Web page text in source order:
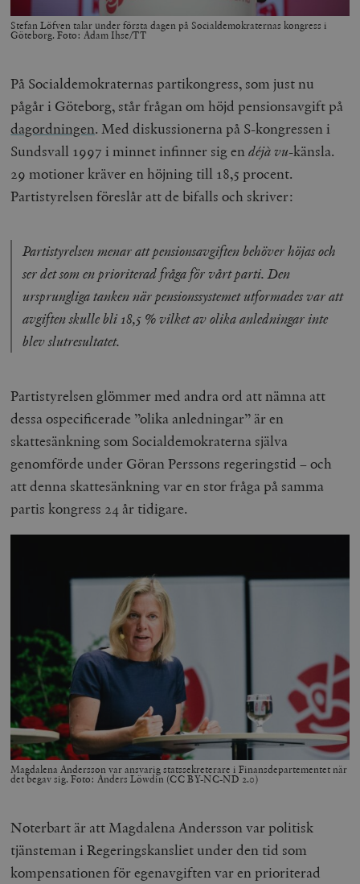
Stefan Löfven talar under första dagen på Socialdemokraternas kongress i
Göteborg. Foto: Adam Ihse/TT
På Socialdemokraternas partikongress, som just nu
pågår i Göteborg, står frågan om höjd pensionsavgift på
dagordningen. Med diskussionerna på S-kongressen i
Sundsvall 1997 i minnet infinner sig endéjà vu-känsla.
29 motioner kräver en höjning till 18,5 procent.
Partistyrelsen föreslår att de bifalls och skriver:
Partistyrelsen menar att pensionsavgiften behöver höjas och
ser det som en prioriterad fråga för vårt parti. Den
ursprungliga tanken när pensionssystemet utformades var att
avgiften skulle bli 18,5 % vilket av olika anledningar inte
blev slutresultatet.
Partistyrelsen glömmer med andra ord att nämna att
dessa ospecificerade ”olika anledningar” är en
skattesänkning som Socialdemokraterna själva
genomförde under Göran Perssons regeringstid – och
att denna skattesänkning var en stor fråga på samma
partis kongress 24 år tidigare.
Magdalena Andersson var ansvarig statssekreterare i Finansdepartementet när
det begav sig. Foto: Anders Löwdin (CC BY-NC-ND 2.0)
Noterbart är att Magdalena Andersson var politisk
tjänsteman i Regeringskansliet under den tid som
kompensationen för egenavgiften var en prioriterad